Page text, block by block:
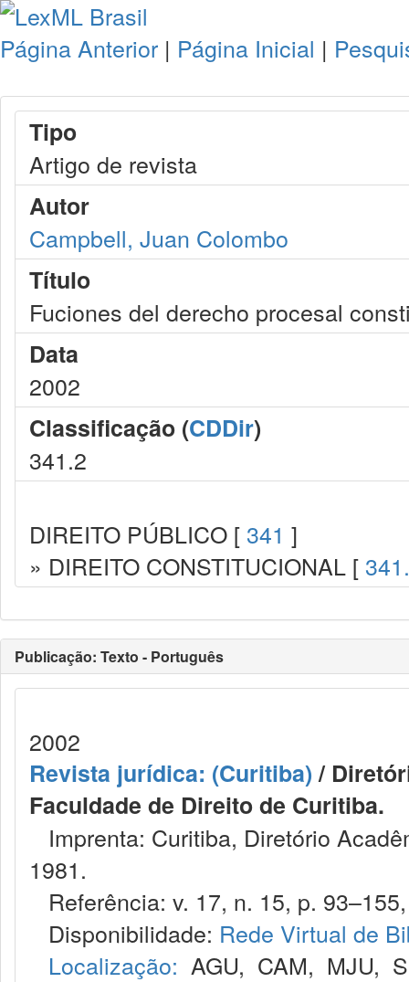
Página Anterior | Página Inicial |
Tipo
Artigo de revista
Autor
Campbell, Juan Colombo
Título
Fuciones del derecho procesal
Data
2002
Classificação (CDDir)
341.2
DIREITO PÚBLICO [ 341 ]
» DIREITO CONSTITUCIONAL [
Publicação: Texto - Português
2002
Revista jurídica: (Curitiba)/
Faculdade de Direito de Curitiba.
Imprenta: Curitiba, Diretório
1981.
Referência: v. 17, n. 15, p.
Disponibilidade: Rede Virtual de
Localização: AGU, CAM, MJU,